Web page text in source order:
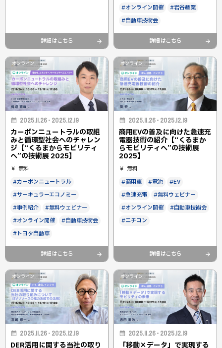
詳細はこちら
#オンライン開催
#岩谷産業
#自動車技術会
詳細はこちら
オンライン
2025.11.26 - 2025.12.19
カーボンニュートラルの取組
みと循環型社会へのチャレン
ジ【“くるまからモビリティ
へ”の技術展 2025】
無料
#カーボンニュートラル
#サーキュラーエコノミー
#事例紹介
#無料ウェビナー
#オンライン開催
#自動車技術会
#トヨタ自動車
詳細はこちら
オンライン
2025.11.26 - 2025.12.19
商用EVの普及に向けた急速充
電器技術の紹介【“くるまか
らモビリティへ”の技術展
2025】
無料
#商用車 #電池
#EV
#急速充電
#無料ウェビナー
#オンライン開催
#自動車技術会
#ニチコン
詳細はこちら
オンライン
2025.11.26 - 2025.12.19
DER活用に関する当社の取り
オンライン
2025.11.26 - 2025.12.19
「移動×データ」で実現する